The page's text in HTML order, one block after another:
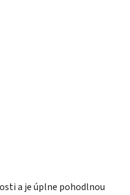
a je úplne pohodlnou